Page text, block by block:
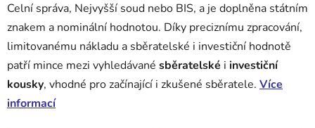
Celní správa, Nejvyšší soud nebo BIS, a je doplněna státním
znakem a nominální hodnotou. Díky preciznímu zpracování,
limitovanému nákladu a sběratelské i investiční hodnotě
patří mince mezi vyhledávané sběratelské i investiční
kousky, vhodné pro začínající i zkušené sběratele. Více
informací